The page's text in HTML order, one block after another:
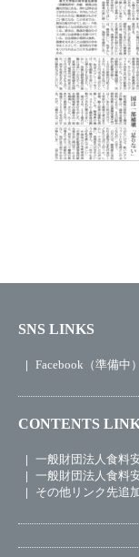
SNS LINKS
Facebook（準備中）
CONTENTS
一般財団法人食料
一般財団法人食料
その他リンク先追